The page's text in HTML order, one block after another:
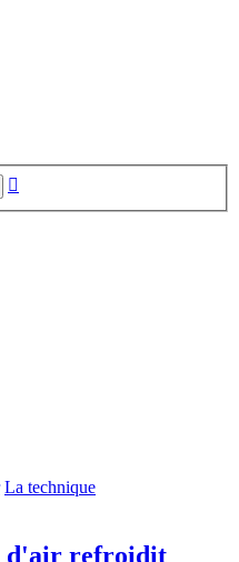
La technique
d'air refroidit